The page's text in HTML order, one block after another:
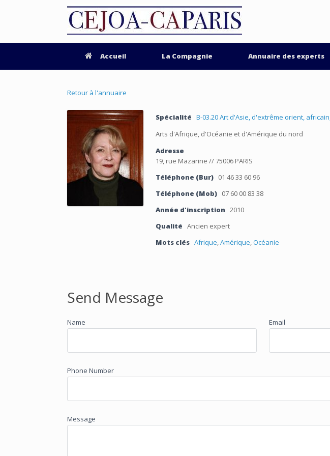
Accueil La Compagnie Annuaire des experts
Retour à l'annuaire
Spécialité B-03.20 Art d'Asie, d'extrême orient,
Arts d'Afrique, d'Océanie et d'Amérique du nord
Adresse
19, rue Mazarine // 75006 PARIS
Téléphone (Bur) 01 46 33 60 96
Téléphone (Mob) 07 60 00 83 38
Année d'inscription 2010
Qualité Ancien expert
Mots clés Afrique,Amérique,Océanie
Send Message
Name Email
Phone Number
Message